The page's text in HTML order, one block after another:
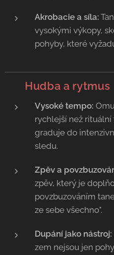
Akrobacie a síla:
vysokými výkopy,
pohyby, které
Hudba a rytmus
Vysoké tempo:
rychlejší než
graduje do
sledu.
Zpěv a
zpěv, který je
povzbuzováním
ze sebe všechno".
Dupání jako nástroj:
zem nejsou jen